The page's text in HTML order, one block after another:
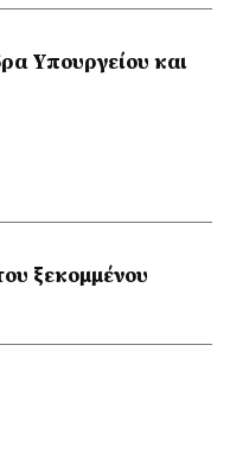
Υπουργείου και
ξεκομμένου